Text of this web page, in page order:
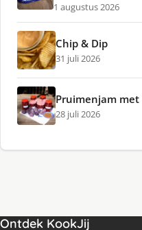
1 augustus 2026
Chip & Dip
31 juli 2026
Pruimenjam
28 juli 2026
Ontdek KookJij